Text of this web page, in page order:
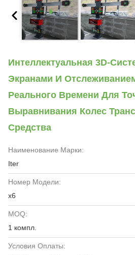
Интеллектуальная 3D-
Экранами И
Реального Времени Для
Выравнивания Колес
Средства
Наименование Марки:
Iter
Номер Модели:
х6
MOQ:
1 компл.
Условия Оплаты: